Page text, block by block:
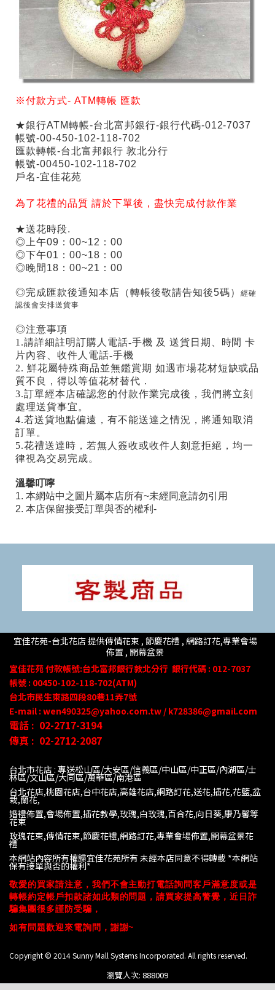
※付款方式-ATM轉帳 匯款
★銀行ATM轉帳-台北富邦銀行-銀行代碼-012-7037
帳號-00-450-102-118-702
匯款轉帳-台北富邦銀行 敦北分行
帳號-00450-102-118-702
戶名-宜佳花苑
為了花禮的品質 請於下單後，盡快完成付款作業
★送花時段.
◎上午09：00~12：00
◎下午01：00~18：00
◎晚間18：00~21：00
◎完成匯款後通知本店（轉帳後敬請告知後5碼）
經確
認後會安排送貨事
◎注意事項
1.請詳細註明訂購人電話-手機 及 送貨日期、時間 卡
片內容、收件人電話-手機
2. 鮮花屬特殊商品並無鑑賞期 如遇市場花材短缺或品
質不良，得以等值花材替代．
3.訂單經本店確認您的付款作業完成後，我們將立刻
處理送貨事宜。
4.若送貨地點偏遠，有不能送達之情況，將通知取消
訂單。
5.花禮送達時，若無人簽收或收件人刻意拒絕，均一
律視為交易完成。
溫馨叮嚀
1. 本網站中之圖片屬本店所有~未經同意請勿引用
2. 本店保留接受訂單與否的權利-
宜佳花苑-台北花店 提供傳情花束 , 節慶花禮 , 網路訂花,專業會場
佈置 , 開幕盆景
宜佳花苑付款帳號:台北富邦銀行敦北分行 銀行代碼 : 012-7037
帳號 : 00450-102-118-702(ATM)
台北市民生東路四段80巷11弄7號
E-mail : wen490325@yahoo.com.tw / k728386@gmail.com
電話 : 02-2717-3194
傳真 : 02-2712-2087
台北市花店 : 專送松山區/大安區/信義區/中山區/中正區/內湖區/士
林區/文山區/大同區/萬華區/南港區
台北花店,桃園花店,台中花店,高雄花店,網路訂花,送花,插花,花籃,盆
栽,蘭花,
婚禮佈置,會場佈置,插花教學,玫瑰,白玫瑰,百合花,向日葵,康乃馨等
花束
玫瑰花束,傳情花束,節慶花禮,網路訂花,專業會場佈置,開幕盆景花
禮
本網站內容所有權歸宜佳花苑所有 未經本店同意不得轉載 *本網站
保有接單與否的權利*
敬愛的買家請注意，我們不會主動打電話詢問客戶滿意度或是
轉帳約定帳戶扣款諸如此類的問題，請買家提高警覺，近日詐
騙集團很多謹防受騙，
如有問題歡迎來電詢問，謝謝~
Copyright © 2014 Sunny Mall Systems Incorporated. All rights reserved.
瀏覽人次: 888009